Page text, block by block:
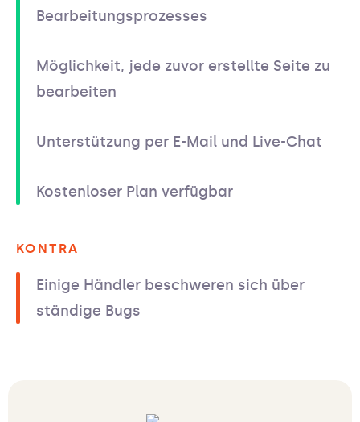
Bearbeitungsprozesses
Möglichkeit, jede zuvor erstellte Seite zu
bearbeiten
Unterstützung per E-Mail und Live-Chat
Kostenloser Plan verfügbar
KONTRA
Einige Händler beschweren sich über
ständige Bugs